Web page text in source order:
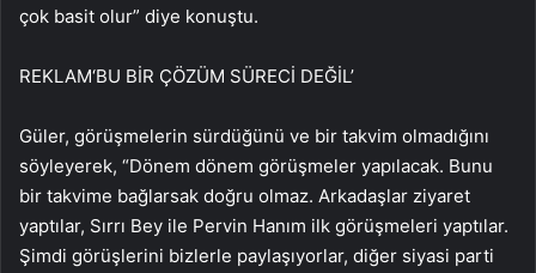
çok basit olur” diye konuştu.
REKLAM‘BU BİR ÇÖZÜM SÜRECİ DEĞİL’
Güler, görüşmelerin sürdüğünü ve bir takvim olmadığını
söyleyerek, “Dönem dönem görüşmeler yapılacak. Bunu
bir takvime bağlarsak doğru olmaz. Arkadaşlar ziyaret
yaptılar, Sırrı Bey ile Pervin Hanım ilk görüşmeleri yaptılar.
Şimdi görüşlerini bizlerle paylaşıyorlar, diğer siyasi parti